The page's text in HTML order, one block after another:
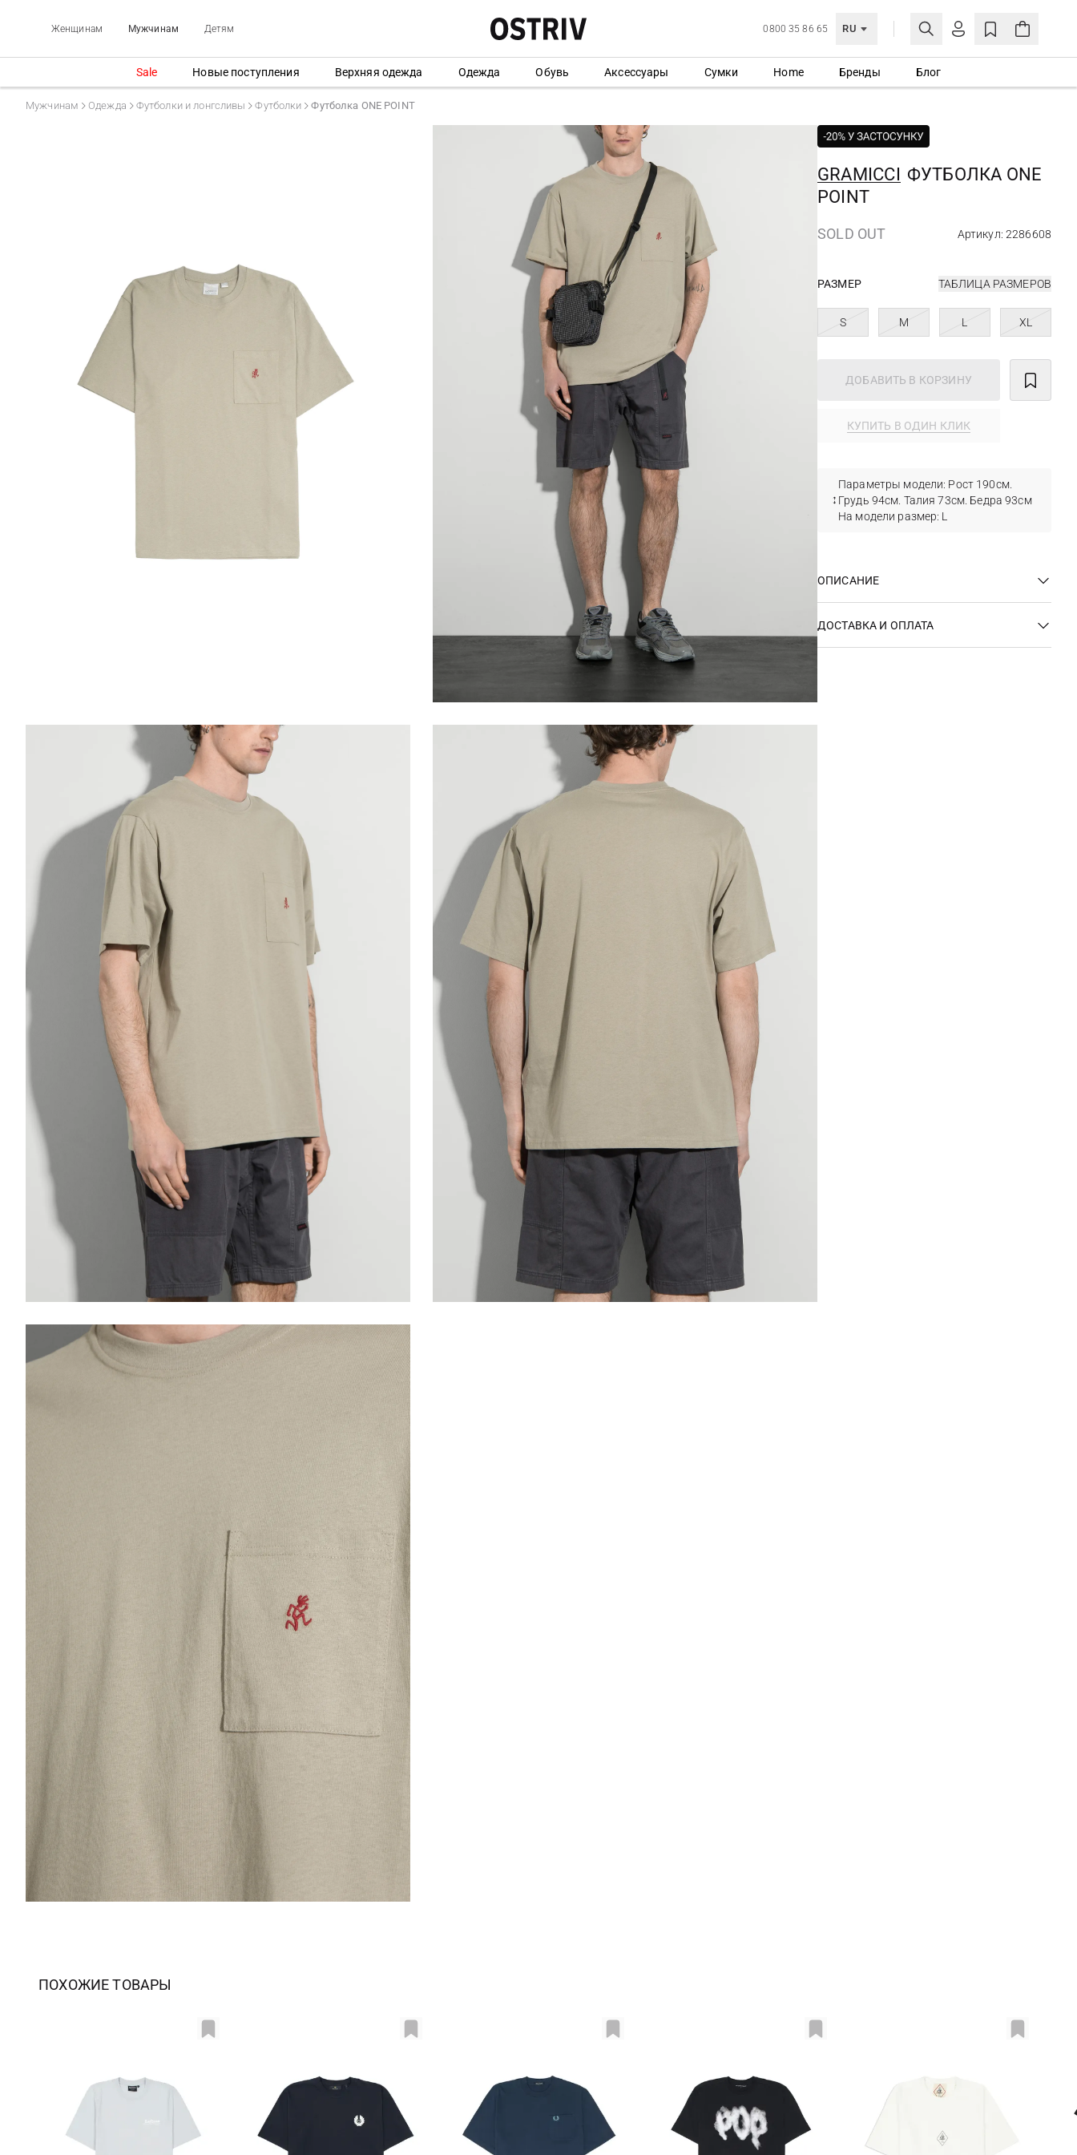
Женщинам Мужчинам Детям 0800 35 86 65 RU
ЛИЧНЫЙ КАБИНЕТ
СОЗДАТЬ УЧЕТНУЮ ЗАПИСЬ
Sale Новые поступления Верхняя одежда Одежда Обувь Аксессуары Сумки Home Бренды Блог
Мужчинам Одежда Футболки и лонгсливы Футболки Футболка ONE POINT
GRAMICCI ФУТБОЛКА ONE
POINT
SOLD OUT Артикул: 2286608
РАЗМЕР ТАБЛИЦА РАЗМЕРОВ
S M L XL
ДОБАВИТЬ В КОРЗИНУ
КУПИТЬ В ОДИН КЛИК
Параметры модели: Рост 190см.
Грудь 94см. Талия 73см. Бедра 93см
На модели размер: L
ОПИСАНИЕ
ДОСТАВКА И ОПЛАТА
ПОХОЖИЕ ТОВАРЫ